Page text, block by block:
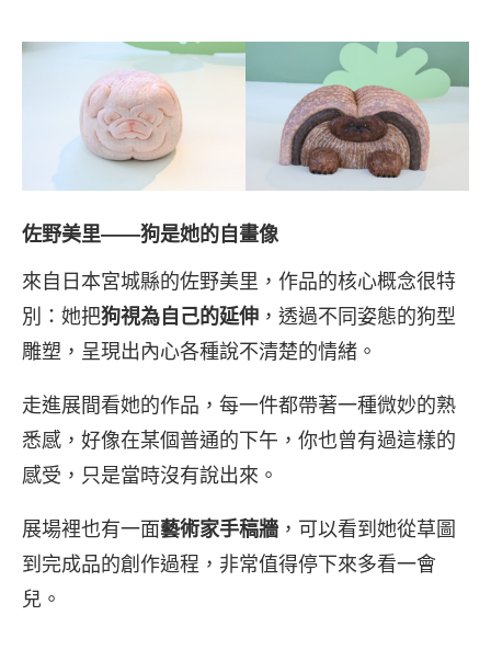
佐野美里——狗是她的自畫像
來自日本宮城縣的佐野美里，作品的核心概念很特
別：她把狗視為自己的延伸 ，透過不同姿態的狗型
雕塑，呈現出內心各種說不清楚的情緒。
走進展間看她的作品，每一件都帶著一種微妙的熟
悉感，好像在某個普通的下午，你也曾有過這樣的
感受，只是當時沒有說出來。
展場裡也有一面藝術家手稿牆 ，可以看到她從草圖
到完成品的創作過程，非常值得停下來多看一會
兒。